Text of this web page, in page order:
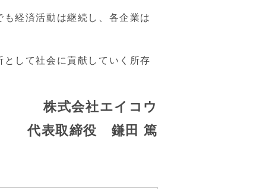
経済活動は継続し、各企業は
して社会に貢献していく所存
株式会社エイコウ
代表取締役 鎌田 篤